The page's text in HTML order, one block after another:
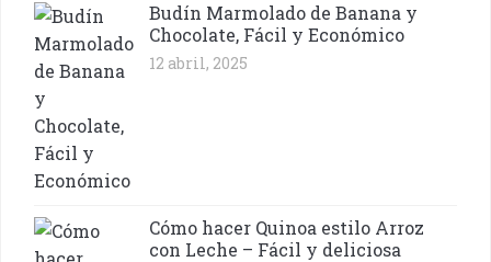
Budín Marmolado de Banana y
Chocolate, Fácil y Económico
12 abril, 2025
Cómo hacer Quinoa estilo Arroz
con Leche – Fácil y deliciosa